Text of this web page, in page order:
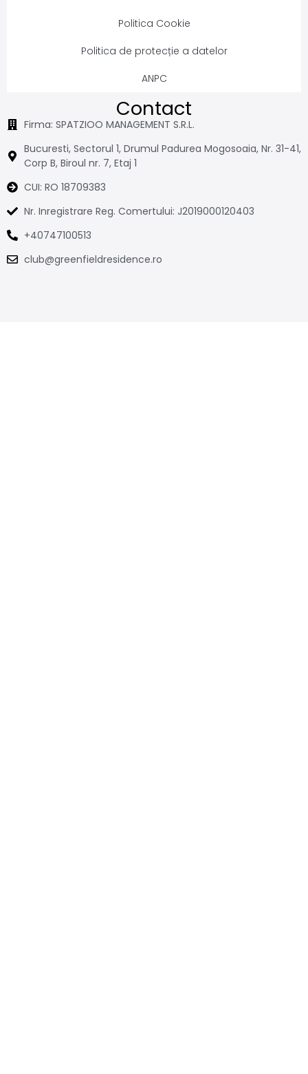
Politica Cookie
Politica de protecție a datelor
ANPC
Contact
Firma: SPATZIOO MANAGEMENT S.R.L.
Bucuresti, Sectorul 1, Drumul Padurea Mogosoaia, Nr. 31-41,
Corp B, Biroul nr. 7, Etaj 1
CUI: RO 18709383
Nr. Inregistrare Reg. Comertului: J2019000120403
+40747100513
club@greenfieldresidence.ro